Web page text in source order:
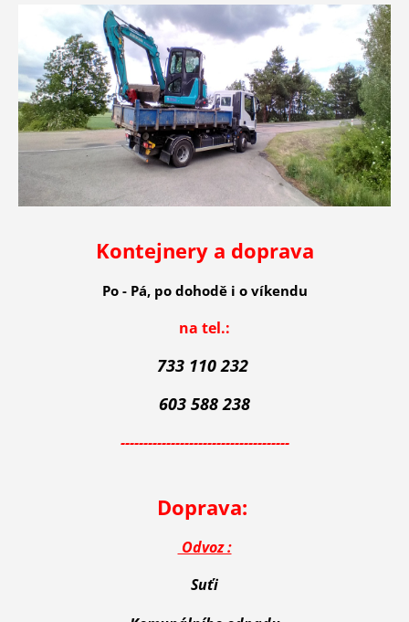
Kontejnery a doprava
Po - Pá, po dohodě i o víkendu
na tel.:
733 110 232
603 588 238
-------------------------------------
Doprava:
Odvoz :
Suťi